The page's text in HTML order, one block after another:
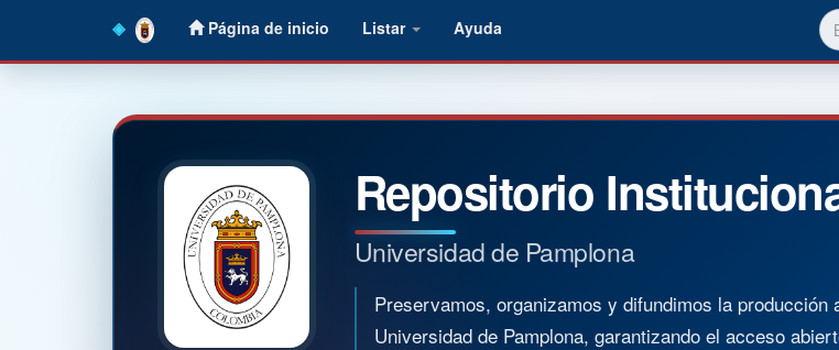
Página de inicio Listar Ayuda
Repositorio
Universidad de Pamplona
Preservamos, organizamos y difundimos la
Universidad de Pamplona, garantizando el acceso